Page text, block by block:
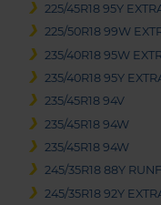
225/45R18 95Y
225/50R18 99W
235/40R18 95W
235/40R18 95Y
235/45R18 94V
235/45R18 94W
235/45R18 94W
245/35R18 88Y
245/35R18 92Y